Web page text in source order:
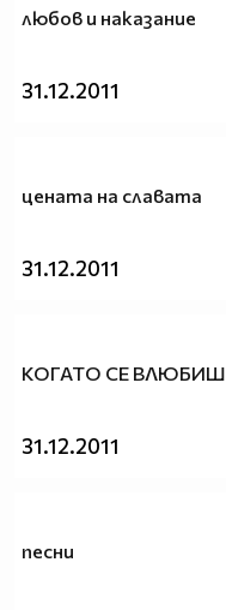
любов и наказание
31.12.2011
цената на славата
31.12.2011
КОГАТО СЕ ВЛЮБИШ
31.12.2011
песни